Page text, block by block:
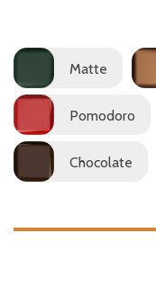
Matte
Pomodoro
Chocolate